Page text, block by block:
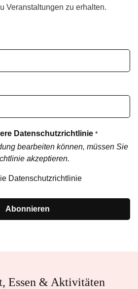
Veranstaltungen zu erhalten.
Datenschutzrichtlinie *
bearbeiten können, müssen Sie
akzeptieren.
Datenschutzrichtlinie
Abonnieren
Essen & Aktivitäten